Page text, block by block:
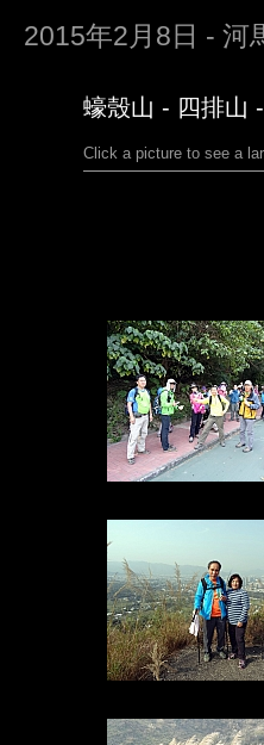
2015年2月8日 - 河
蠔殼山 - 四排山
Click a picture to see a